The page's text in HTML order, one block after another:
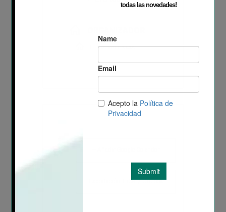
FERIA VALENCIA
Exportación + iCal / Outlook
todas las novedades!